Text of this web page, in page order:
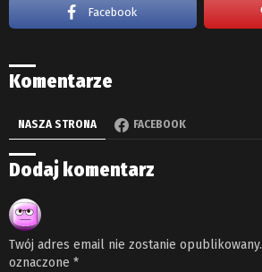
Facebook
Komentarze
NASZA STRONA FACEBOOK
Dodaj komentarz
Twój adres email nie zostanie opublikowany.
oznaczone *